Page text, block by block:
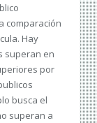
comparación
Hay
superan en
por
busca el
superan a